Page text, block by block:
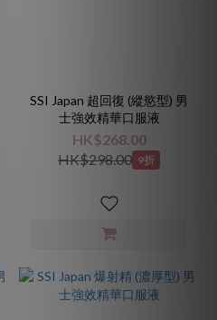
SSI Japan 超回復 (縱慾型) 男
士強效精華口服液
HK$268.00
HK$298.00 9折